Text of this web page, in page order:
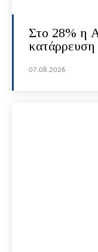
Στο 28% η
07.08.2026